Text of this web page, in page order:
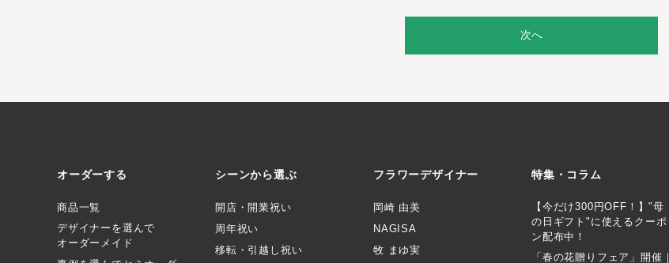
次へ
オーダーする
商品一覧
デザイナーを選んで
オーダーメイド
シーンから選ぶ
開店・開業祝い
周年祝い
移転・引越し祝い
フラワーデザイナー
岡崎 由美
NAGISA
牧 まゆ実
特集・コラム
【今だけ300円OFF！】"母
の日ギフト"に使えるクーポ
ン配布中！
「春の花贈りフェア」開催｜